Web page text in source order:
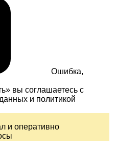
Ошибка,
вы соглашаетесь с
и политикой
и оперативно